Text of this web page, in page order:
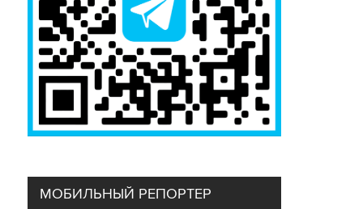
обновляются один за другим. Глобальное
потепление затронуло и Москву, хотя
лето-2026 обходится без экстремальных
сценариев. Жители столицы уже привыкли к
зимам без морозов и тропическим ливням, но
предугадать следующий погодный сюрприз
стало сложнее. Что определяет московский
климат и к каким аномалиям готовиться городу
– рассказываем в новом лонгриде.
МОБИЛЬНЫЙ РЕПОРТЕР